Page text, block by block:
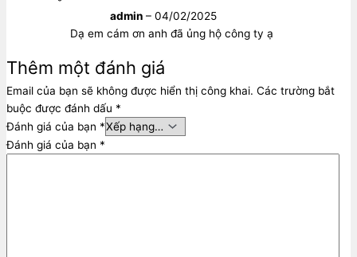
admin – 04/02/2025
Dạ em cám ơn anh đã ủng hộ công ty ạ
Thêm một đánh giá
Email của bạn sẽ không được hiển thị công khai. Các trường bắt
buộc được đánh dấu *
Đánh giá của bạn *
Đánh giá của bạn *